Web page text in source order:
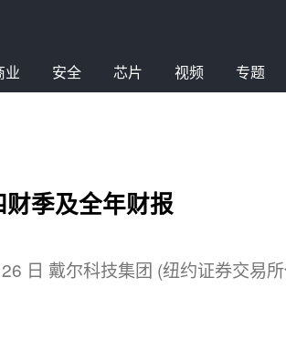
业 安全 芯片 视频 专题
季及全年财报
日 戴尔科技集团 (纽约证券交易